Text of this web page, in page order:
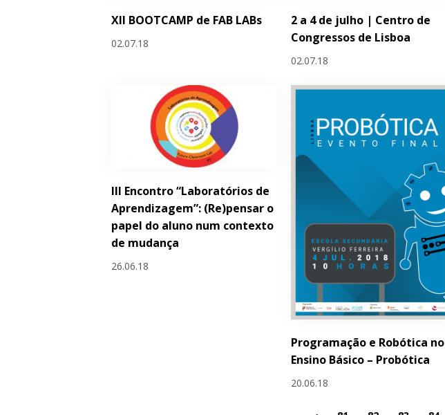
XII BOOTCAMP de FAB LABs
02.07.18
2 a 4 de julho | Centro de
Congressos de Lisboa
02.07.18
III Encontro “Laboratórios de
Aprendizagem”: (Re)pensar o
papel do aluno num contexto
de mudança
26.06.18
Programação e Robótica no
Ensino Básico – Probótica
20.06.18